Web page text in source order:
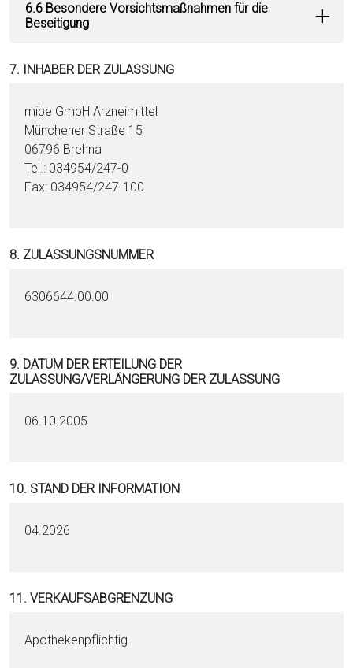
6.6 Besondere Vorsichtsmaßnahmen für die
Beseitigung
7. INHABER DER ZULASSUNG
mibe GmbH Arzneimittel
Münchener Straße 15
06796 Brehna
Tel.: 034954/247-0
Fax: 034954/247-100
8. ZULASSUNGSNUMMER
6306644.00.00
9. DATUM DER ERTEILUNG DER
ZULASSUNG/VERLÄNGERUNG DER ZULASSUNG
06.10.2005
10. STAND DER INFORMATION
04.2026
11. VERKAUFSABGRENZUNG
Apothekenpflichtig